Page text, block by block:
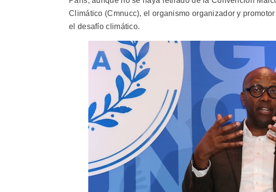
Climático (Cmnucc), el organismo organizador y
el desafío climático.